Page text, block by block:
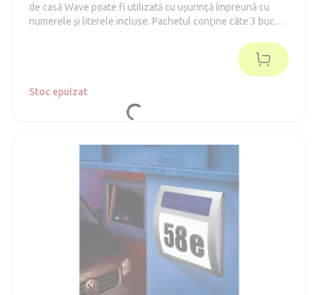
de casă Wave poate fi utilizată cu ușurință împreună cu
numerele și literele incluse. Pachetul conține câte 3 bucăți
Stoc epuizat